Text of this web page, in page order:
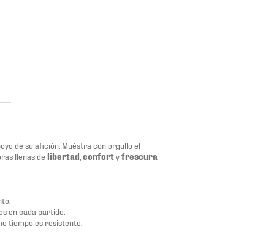
de su afición. Muéstra con orgullo el
llenas de libertad confortyfrescura
en cada partido.
tiempo es resistente.